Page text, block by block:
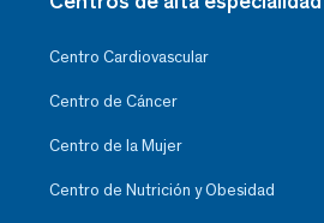
Centro Cardiovascular
Centro de Cáncer
Centro de la Mujer
Centro de Nutrición y Obesidad